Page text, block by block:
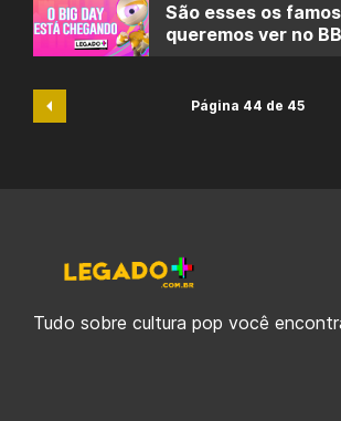
São esses os
queremos ver no
Página 44 de 45
Tudo sobre cultura pop você